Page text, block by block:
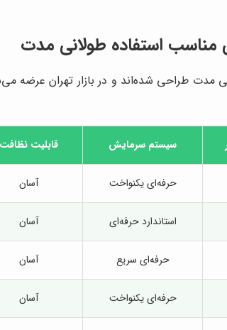
مناسب استفاده طولانی مدت
مدت طراحی شده‌اند و در بازار تهران عرضه
سیستم سرمایش قابلیت نظافت
حرفه‌ای یکنواخت آسان
استاندارد حرفه‌ای آسان
حرفه‌ای سریع آسان
حرفه‌ای یکنواخت آسان